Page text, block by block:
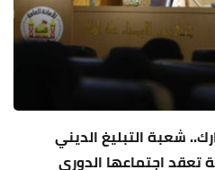
شعبة التبليغ الديني
تعقد اجتماعها الدوري